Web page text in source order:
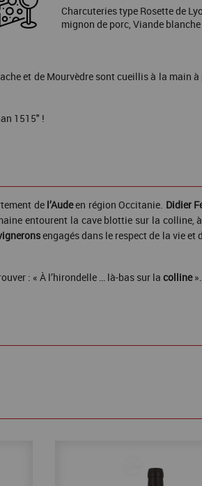
Charcuteries type Rosette de
mignon de porc, Viande
et de Mourvèdre sont cueillis à la main
1515" !
de l’Audeen région Occitanie. Didier
entourent la cave blottie sur la colline,
engagés dans le respect de la vie et
: « À l’hirondelle … là-bas sur la colline».